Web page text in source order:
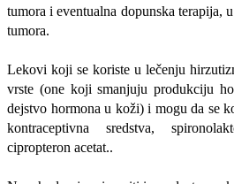
tumora i eventualna dopunska terapija,
tumora.
Lekovi koji se koriste u lečenju
vrste (one koji smanjuju produkciju
dejstvo hormona u koži) i mogu da se
kontraceptivna sredstva,
cipropteron acetat..